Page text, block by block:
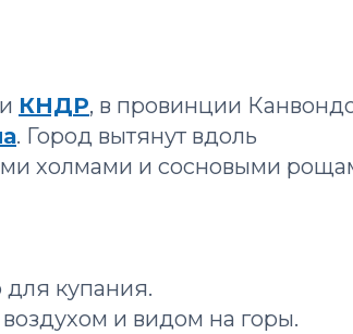
КНДР, в провинции
. Город вытянут вдоль
холмами и сосновыми
для купания.
и видом на горы.